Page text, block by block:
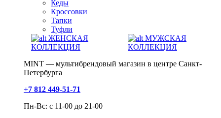
Кеды
Кроссовки
Тапки
Туфли
ЖЕНСКАЯ
КОЛЛЕКЦИЯ
МУЖСКАЯ
КОЛЛЕКЦИЯ
MINT — мультибрендовый магазин в центре Санкт-
Петербурга
+7 812 449-51-71
Пн-Вс: с 11-00 до 21-00